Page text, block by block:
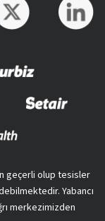
geçerli olup tesisler
Yabancı
merkezimizden